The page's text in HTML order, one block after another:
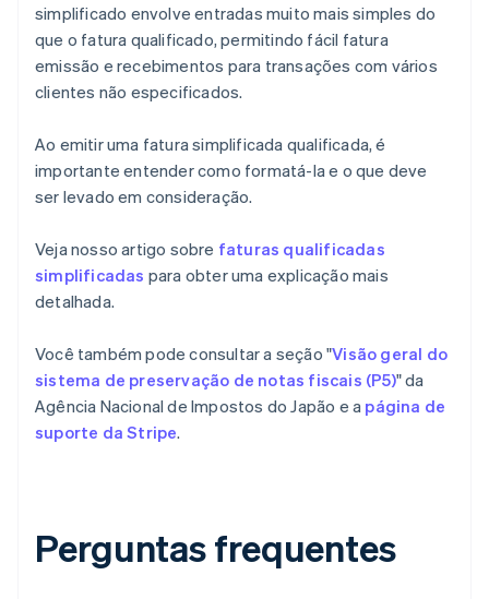
simplificado envolve entradas muito mais simples do
que o fatura qualificado, permitindo fácil fatura
emissão e recebimentos para transações com vários
clientes não especificados.
Ao emitir uma fatura simplificada qualificada, é
importante entender como formatá-la e o que deve
ser levado em consideração.
Veja nosso artigo sobre faturas qualificadas
simplificadas para obter uma explicação mais
detalhada.
Você também pode consultar a seção "Visão geral do
sistema de preservação de notas fiscais (P5)" da
Agência Nacional de Impostos do Japão e a página de
suporte da Stripe.
Perguntas frequentes